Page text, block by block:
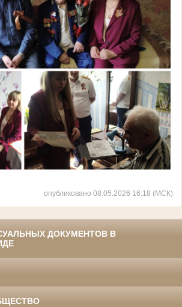
опубликовано 08.05.2026 16:18 (МСК)
ДОКУМЕНТОВ В